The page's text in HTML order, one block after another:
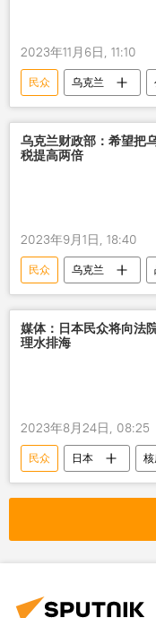
2023年11月6日, 11:10
民众 乌克兰
悲观情绪
社会
乌克兰财政部：希望把
税提高两倍
2023年9月1日, 18:40
民众 乌克兰
媒体：日本民众将向法
理水排海
2023年8月24日, 08:25
民众 日本 核
起诉